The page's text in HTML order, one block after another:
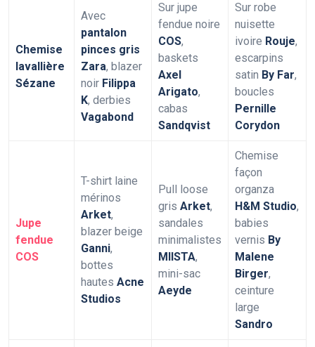
Chemise
lavallière
Sézane
Avec
pantalon
pinces gris
Zara, blazer
noir Filippa
K, derbies
Vagabond
Sur jupe
fendue noire
COS,
baskets
Axel
Arigato,
cabas
Sandqvist
Sur robe
nuisette
ivoire Rouje,
escarpins
satin By Far,
boucles
Pernille
Corydon
Jupe
fendue
COS
T-shirt laine
mérinos
Arket,
blazer beige
Ganni,
bottes
hautes Acne
Studios
Pull loose
gris Arket,
sandales
minimalistes
MIISTA,
mini-sac
Aeyde
Chemise
façon
organza
H&M Studio,
babies
vernis By
Malene
Birger,
ceinture
large
Sandro